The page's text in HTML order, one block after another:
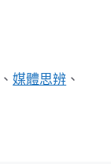
、媒體思辨 、